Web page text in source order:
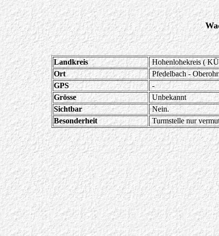
Landkreis
Hohenlohekreis (
Ort
Pfedelbach -
GPS
-
Grösse
Unbekannt
Sichtbar
Nein.
Besonderheit
Turmstelle nur